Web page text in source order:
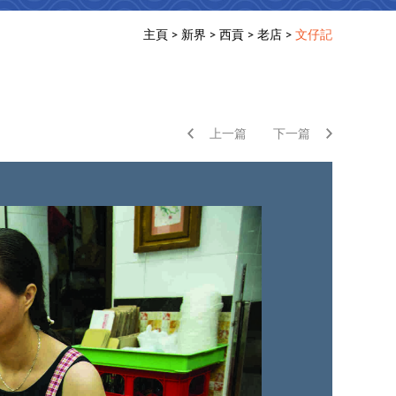
主頁 > 新界 > 西貢 > 老店 > 文仔記
下一篇
上一篇